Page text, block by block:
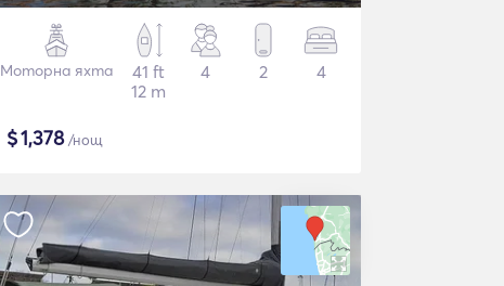
Моторна яхта
41 ft
12 m
4 2 4
$1,378/нощ